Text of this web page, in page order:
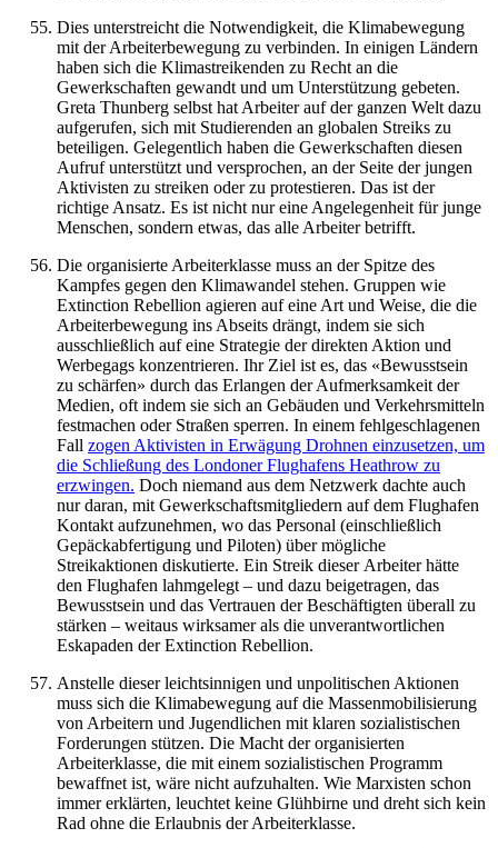
Dies unterstreicht die Notwendigkeit, die Klimabewegung
mit der Arbeiterbewegung zu verbinden. In einigen Ländern
haben sich die Klimastreikenden zu Recht an die
Gewerkschaften gewandt und um Unterstützung gebeten.
Greta Thunberg selbst hat Arbeiter auf der ganzen Welt dazu
aufgerufen, sich mit Studierenden an globalen Streiks zu
beteiligen. Gelegentlich haben die Gewerkschaften diesen
Aufruf unterstützt und versprochen, an der Seite der jungen
Aktivisten zu streiken oder zu protestieren. Das ist der
richtige Ansatz. Es ist nicht nur eine Angelegenheit für junge
Menschen, sondern etwas, das alle Arbeiter betrifft.
Die organisierte Arbeiterklasse muss an der Spitze des
Kampfes gegen den Klimawandel stehen. Gruppen wie
Extinction Rebellion agieren auf eine Art und Weise, die die
Arbeiterbewegung ins Abseits drängt, indem sie sich
ausschließlich auf eine Strategie der direkten Aktion und
Werbegags konzentrieren. Ihr Ziel ist es, das «Bewusstsein
zu schärfen» durch das Erlangen der Aufmerksamkeit der
Medien, oft indem sie sich an Gebäuden und Verkehrsmitteln
festmachen oder Straßen sperren. In einem fehlgeschlagenen
Fall zogen Aktivisten in Erwägung Drohnen einzusetzen, um
die Schließung des Londoner Flughafens Heathrow zu
erzwingen. Doch niemand aus dem Netzwerk dachte auch
nur daran, mit Gewerkschaftsmitgliedern auf dem Flughafen
Kontakt aufzunehmen, wo das Personal (einschließlich
Gepäckabfertigung und Piloten) über mögliche
Streikaktionen diskutierte. Ein Streik dieser Arbeiter hätte
den Flughafen lahmgelegt – und dazu beigetragen, das
Bewusstsein und das Vertrauen der Beschäftigten überall zu
stärken – weitaus wirksamer als die unverantwortlichen
Eskapaden der Extinction Rebellion.
Anstelle dieser leichtsinnigen und unpolitischen Aktionen
muss sich die Klimabewegung auf die Massenmobilisierung
von Arbeitern und Jugendlichen mit klaren sozialistischen
Forderungen stützen. Die Macht der organisierten
Arbeiterklasse, die mit einem sozialistischen Programm
bewaffnet ist, wäre nicht aufzuhalten. Wie Marxisten schon
immer erklärten, leuchtet keine Glühbirne und dreht sich kein
Rad ohne die Erlaubnis der Arbeiterklasse.